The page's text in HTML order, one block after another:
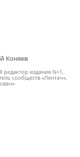
Коняев
редактор издания N+1,
сообществ «Лентач»,